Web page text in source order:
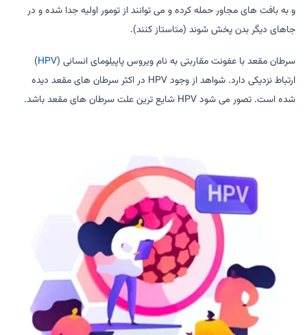
و به بافت های مجاور حمله کرده و می توانند از تومور اولیه جدا شده و در
جاهای دیگر بدن پخش شوند (متاستاز کنند).
سرطان مقعد با عفونت مقاربتی به نام ویروس پاپیلومای انسانی (HPV
)
ارتباط نزدیکی دارد. شواهد از وجود HPV در اکثر سرطان های مقعد دیده
شده است. تصور می شود HPV شایع ترین علت سرطان های مقعد باشد.